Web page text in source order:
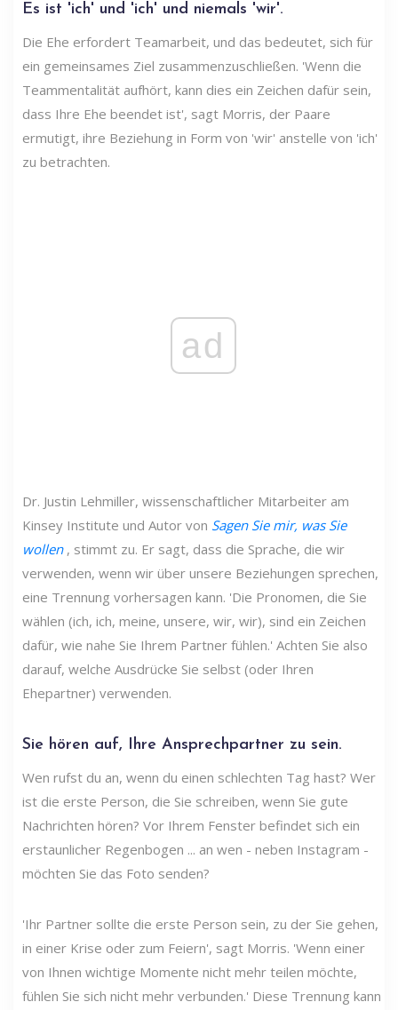
Es ist 'ich' und 'ich' und niemals 'wir'.
Die Ehe erfordert Teamarbeit, und das bedeutet, sich für
ein gemeinsames Ziel zusammenzuschließen. 'Wenn die
Teammentalität aufhört, kann dies ein Zeichen dafür sein,
dass Ihre Ehe beendet ist', sagt Morris, der Paare
ermutigt, ihre Beziehung in Form von 'wir' anstelle von 'ich'
zu betrachten.
ad
Dr. Justin Lehmiller, wissenschaftlicher Mitarbeiter am
Kinsey Institute und Autor von Sagen Sie mir, was Sie
wollen , stimmt zu. Er sagt, dass die Sprache, die wir
verwenden, wenn wir über unsere Beziehungen sprechen,
eine Trennung vorhersagen kann. 'Die Pronomen, die Sie
wählen (ich, ich, meine, unsere, wir, wir), sind ein Zeichen
dafür, wie nahe Sie Ihrem Partner fühlen.' Achten Sie also
darauf, welche Ausdrücke Sie selbst (oder Ihren
Ehepartner) verwenden.
Sie hören auf, Ihre Ansprechpartner zu sein.
Wen rufst du an, wenn du einen schlechten Tag hast? Wer
ist die erste Person, die Sie schreiben, wenn Sie gute
Nachrichten hören? Vor Ihrem Fenster befindet sich ein
erstaunlicher Regenbogen ... an wen - neben Instagram -
möchten Sie das Foto senden?
'Ihr Partner sollte die erste Person sein, zu der Sie gehen,
in einer Krise oder zum Feiern', sagt Morris. 'Wenn einer
von Ihnen wichtige Momente nicht mehr teilen möchte,
fühlen Sie sich nicht mehr verbunden.' Diese Trennung kann